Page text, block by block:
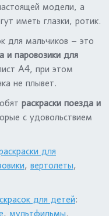
модели, а
иметь глазки, ротик.
для мальчиков – это
и паровозики для
А4, при этом
не плывет.
раскраски поезда и
с удовольствием
для
, вертолеты,
для детей:
, мультфильмы.